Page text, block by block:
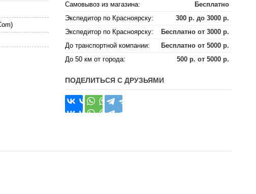
Самовывоз из магазина:
Бесплатно
Экспедитор по Красноярску:
300 р. до 3000 р.
Экспедитор по Красноярску:
Бесплатно от 3000 р.
До транспортной компании:
Бесплатно от 5000 р.
До 50 км от города:
500 р. от 5000 р.
ПОДЕЛИТЬСЯ С ДРУЗЬЯМИ